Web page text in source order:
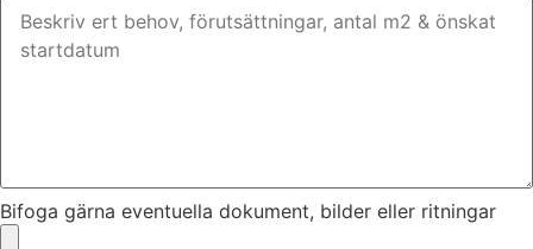
Bifoga gärna eventuella dokument, bilder eller ritningar